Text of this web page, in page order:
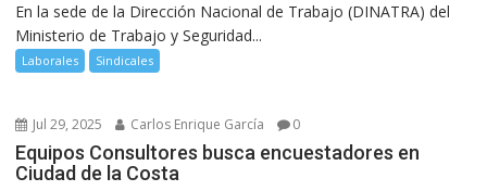
En la sede de la Dirección Nacional de Trabajo (DINATRA) del
Ministerio de Trabajo y Seguridad...
Laborales Sindicales
Jul 29, 2025 Carlos Enrique García 0
Equipos Consultores busca encuestadores en
Ciudad de la Costa